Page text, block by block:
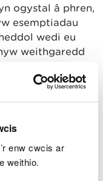
enw cwcis ar
weithio.
ogystal â phren,
esemptiadau
wedi eu
weithgaredd
yn mynnu bod
bod
ar dir heb
perthnasol